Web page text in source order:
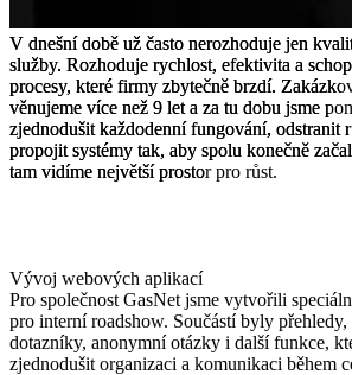
V dnešní době už často nerozhoduje jen
služby. Rozhoduje rychlost, efektivita a
procesy, které firmy zbytečně brzdí.
věnujeme více než 9 let a za tu dobu jsme
zjednodušit každodenní fungování, odstranit
propojit systémy tak, aby spolu konečně
tam vidíme největší prostor pro růst.
V dnešní době už často nerozhoduje jen
služby. Rozhoduje rychlost, efektivita a
procesy, které firmy zbytečně brzdí.
věnujeme více než 9 let a za tu dobu jsme
zjednodušit každodenní fungování, odstranit
propojit systémy tak, aby spolu konečně
tam vidíme největší prostor pro růst.
Vývoj webových aplikací
Pro společnost GasNet jsme vytvořili
pro interní roadshow. Součástí byly přehledy,
dotazníky, anonymní otázky i další funkce,
zjednodušit organizaci a komunikaci během